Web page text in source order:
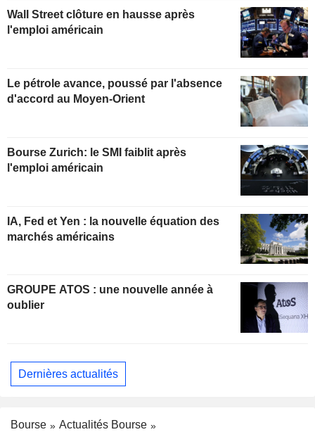
Wall Street clôture en hausse après
l'emploi américain
Le pétrole avance, poussé par l'absence
d'accord au Moyen-Orient
Bourse Zurich: le SMI faiblit après
l'emploi américain
IA, Fed et Yen : la nouvelle équation des
marchés américains
GROUPE ATOS : une nouvelle année à
oublier
Dernières actualités
Bourse
Actualités Bourse